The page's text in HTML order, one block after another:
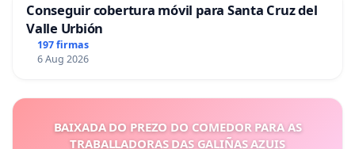
Conseguir cobertura móvil para Santa Cruz del
Valle Urbión
197 firmas
6 Aug 2026
BAIXADA DO PREZO DO COMEDOR PARA AS
TRABALLADORAS DAS GALIÑAS AZUIS